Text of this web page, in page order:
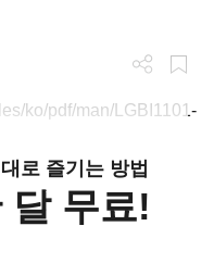
ko/pdf/man/LGBI1101-
로 즐기는 방법
달 무료!